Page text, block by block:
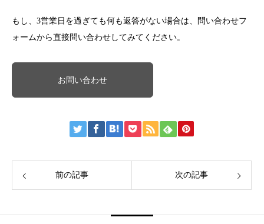
もし、3営業日を過ぎても何も返答がない場合は、問い合わせフ
ォームから直接問い合わせしてみてください。
お問い合わせ
前の記事 次の記事